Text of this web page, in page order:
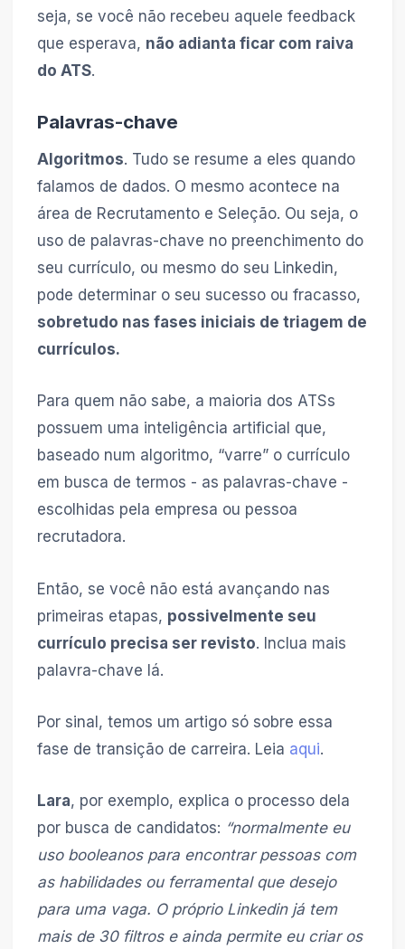
seja, se você não recebeu aquele feedback
que esperava, não adianta ficar com raiva
do ATS.
Palavras-chave
Algoritmos. Tudo se resume a eles quando
falamos de dados. O mesmo acontece na
área de Recrutamento e Seleção. Ou seja, o
uso de palavras-chave no preenchimento do
seu currículo, ou mesmo do seu Linkedin,
pode determinar o seu sucesso ou fracasso,
sobretudo nas fases iniciais de triagem de
currículos.
Para quem não sabe, a maioria dos ATSs
possuem uma inteligência artificial que,
baseado num algoritmo, “varre” o currículo
em busca de termos - as palavras-chave -
escolhidas pela empresa ou pessoa
recrutadora.
Então, se você não está avançando nas
primeiras etapas, possivelmente seu
currículo precisa ser revisto. Inclua mais
palavra-chave lá.
Por sinal, temos um artigo só sobre essa
fase de transição de carreira. Leia aqui.
Lara, por exemplo, explica o processo dela
por busca de candidatos: “normalmente eu
uso booleanos para encontrar pessoas com
as habilidades ou ferramental que desejo
para uma vaga. O próprio Linkedin já tem
mais de 30 filtros e ainda permite eu criar os